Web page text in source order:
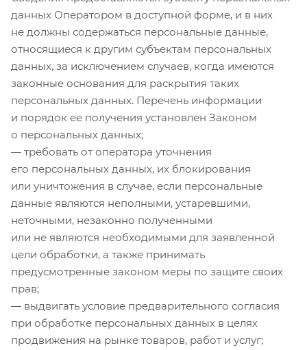
данных Оператором в доступной форме, и в них
не должны содержаться персональные данные,
относящиеся к другим субъектам персональных
данных, за исключением случаев, когда имеются
законные основания для раскрытия таких
персональных данных. Перечень информации
и порядок ее получения установлен Законом
о персональных данных;
— требовать от оператора уточнения
его персональных данных, их блокирования
или уничтожения в случае, если персональные
данные являются неполными, устаревшими,
неточными, незаконно полученными
или не являются необходимыми для заявленной
цели обработки, а также принимать
предусмотренные законом меры по защите своих
прав;
— выдвигать условие предварительного согласия
при обработке персональных данных в целях
продвижения на рынке товаров, работ и услуг;